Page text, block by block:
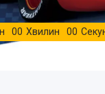
00 Хвилин 00